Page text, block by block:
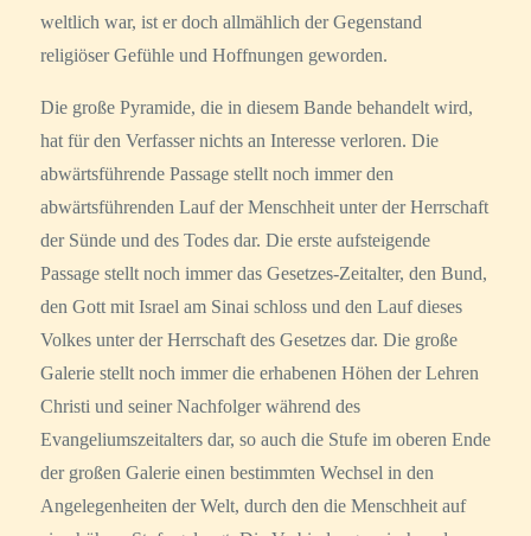
weltlich war, ist er doch allmählich der Gegenstand
religiöser Gefühle und Hoffnungen geworden.
Die große Pyramide, die in diesem Bande behandelt wird,
hat für den Verfasser nichts an Interesse verloren. Die
abwärtsführende Passage stellt noch immer den
abwärtsführenden Lauf der Menschheit unter der Herrschaft
der Sünde und des Todes dar. Die erste aufsteigende
Passage stellt noch immer das Gesetzes-Zeitalter, den Bund,
den Gott mit Israel am Sinai schloss und den Lauf dieses
Volkes unter der Herrschaft des Gesetzes dar. Die große
Galerie stellt noch immer die erhabenen Höhen der Lehren
Christi und seiner Nachfolger während des
Evangeliumszeitalters dar, so auch die Stufe im oberen Ende
der großen Galerie einen bestimmten Wechsel in den
Angelegenheiten der Welt, durch den die Menschheit auf